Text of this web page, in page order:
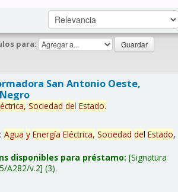
para:
San Antonio Oeste,
Sociedad del Estado.
Agua y Energía Eléctrica, Sociedad del Estado,
disponibles para préstamo: Signatura
A282/v.2 (3).